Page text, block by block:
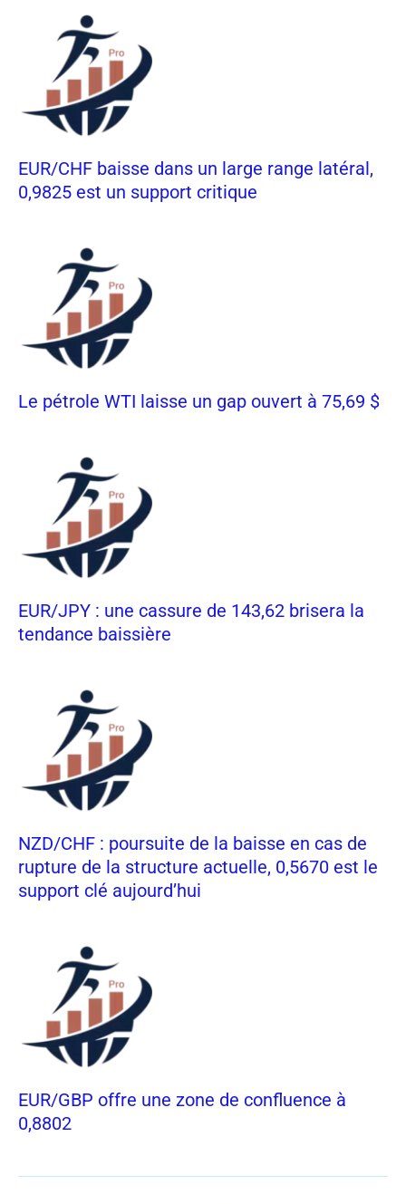
EUR/CHF baisse dans un large range latéral,
0,9825 est un support critique
Le pétrole WTI laisse un gap ouvert à 75,69 $
EUR/JPY : une cassure de 143,62 brisera la
tendance baissière
NZD/CHF : poursuite de la baisse en cas de
rupture de la structure actuelle, 0,5670 est le
support clé aujourd’hui
EUR/GBP offre une zone de confluence à
0,8802